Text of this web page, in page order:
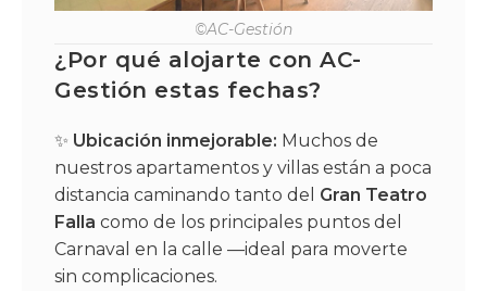
©AC-Gestión
¿Por qué alojarte con AC-
Gestión estas fechas?
✨ Ubicación inmejorable: Muchos de
nuestros apartamentos y villas están a poca
distancia caminando tanto del Gran Teatro
Falla como de los principales puntos del
Carnaval en la calle —ideal para moverte
sin complicaciones.